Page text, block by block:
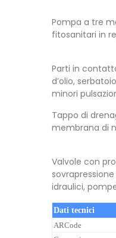
Pompa a tre
fitosanitari in
Parti in
d’olio,
minori
Tappo di
membrana di
Valvole con
idraulici,
Dati tecnici
ARCode